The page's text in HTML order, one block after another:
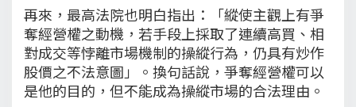
再來，最高法院也明白指出：「縱使主觀上有爭
奪經營權之動機，若手段上採取了連續高買、相
對成交等悖離市場機制的操縱行為，仍具有炒作
股價之不法意圖」。換句話說，爭奪經營權可以
是他的目的，但不能成為操縱市場的合法理由。